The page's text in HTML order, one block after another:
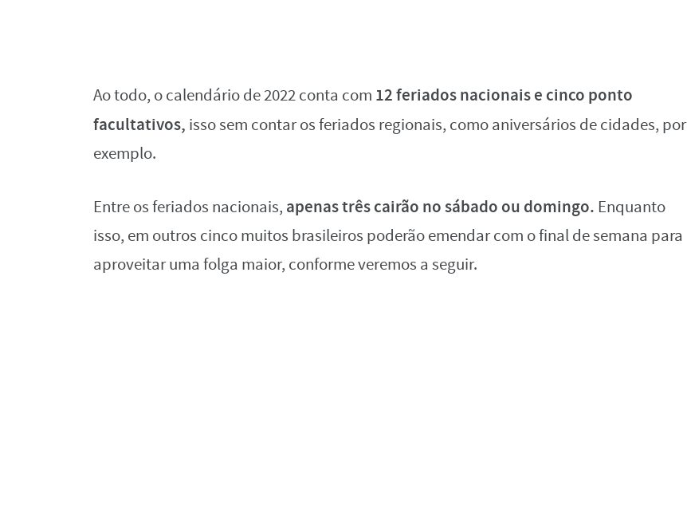
Ao todo, o calendário de 2022 conta com 12 feriados nacionais e cinco ponto
facultativos, isso sem contar os feriados regionais, como aniversários de cidades, por
exemplo.
Entre os feriados nacionais, apenas três cairão no sábado ou domingo. Enquanto
isso, em outros cinco muitos brasileiros poderão emendar com o final de semana para
aproveitar uma folga maior, conforme veremos a seguir.